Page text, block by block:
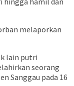
melaporkan
lain putri
seorang
Sanggau pada 16